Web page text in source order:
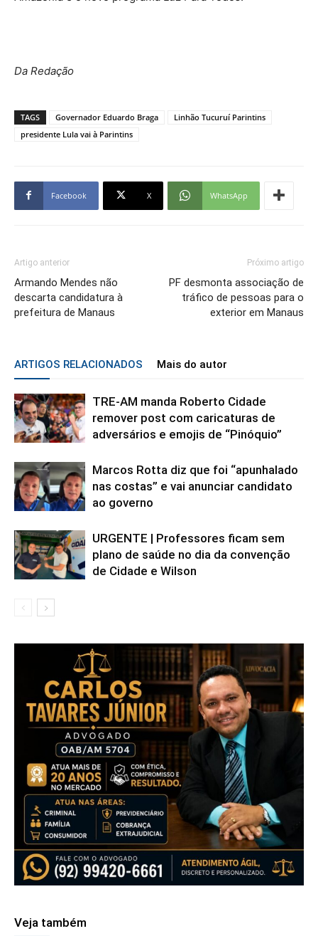
Da Redação
TAGS Governador Eduardo Braga
Linhão Tucuruí Parintins
presidente Lula vai à Parintins
Facebook X WhatsApp
Artigo anterior
Armando Mendes não
descarta candidatura à
prefeitura de Manaus
Próximo artigo
PF desmonta associação de
tráfico de pessoas para o
exterior em Manaus
ARTIGOS RELACIONADOS Mais do autor
TRE-AM manda Roberto Cidade
remover post com caricaturas de
adversários e emojis de “Pinóquio”
Marcos Rotta diz que foi “apunhalado
nas costas” e vai anunciar candidato
ao governo
URGENTE | Professores ficam sem
plano de saúde no dia da convenção
de Cidade e Wilson
Veja também